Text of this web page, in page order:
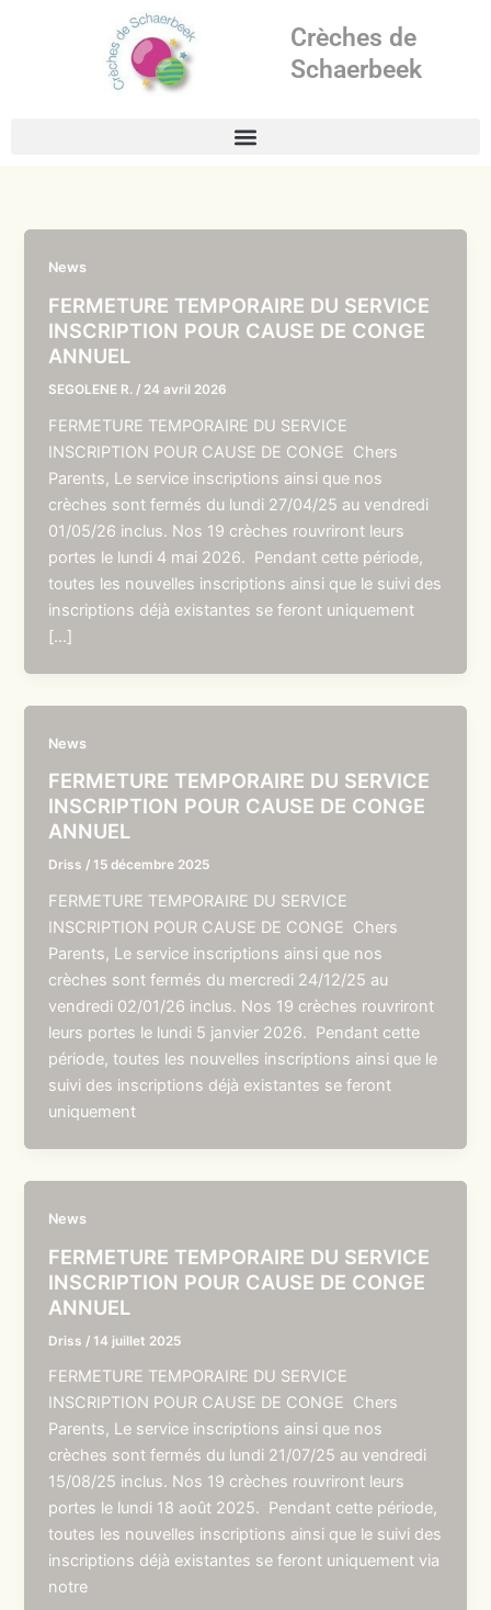
Crèches de
Schaerbeek
News
FERMETURE TEMPORAIRE DU SERVICE
INSCRIPTION POUR CAUSE DE CONGE
ANNUEL
SEGOLENE R. / 24 avril 2026
FERMETURE TEMPORAIRE DU SERVICE
INSCRIPTION POUR CAUSE DE CONGE Chers
Parents, Le service inscriptions ainsi que nos
crèches sont fermés du lundi 27/04/25 au vendredi
01/05/26 inclus. Nos 19 crèches rouvriront leurs
portes le lundi 4 mai 2026. Pendant cette période,
toutes les nouvelles inscriptions ainsi que le suivi des
inscriptions déjà existantes se feront uniquement
[…]
News
FERMETURE TEMPORAIRE DU SERVICE
INSCRIPTION POUR CAUSE DE CONGE
ANNUEL
Driss /15 décembre 2025
FERMETURE TEMPORAIRE DU SERVICE
INSCRIPTION POUR CAUSE DE CONGE Chers
Parents, Le service inscriptions ainsi que nos
crèches sont fermés du mercredi 24/12/25 au
vendredi 02/01/26 inclus. Nos 19 crèches rouvriront
leurs portes le lundi 5 janvier 2026. Pendant cette
période, toutes les nouvelles inscriptions ainsi que le
suivi des inscriptions déjà existantes se feront
uniquement
News
FERMETURE TEMPORAIRE DU SERVICE
INSCRIPTION POUR CAUSE DE CONGE
ANNUEL
Driss /14 juillet 2025
FERMETURE TEMPORAIRE DU SERVICE
INSCRIPTION POUR CAUSE DE CONGE Chers
Parents, Le service inscriptions ainsi que nos
crèches sont fermés du lundi 21/07/25 au vendredi
15/08/25 inclus. Nos 19 crèches rouvriront leurs
portes le lundi 18 août 2025. Pendant cette période,
toutes les nouvelles inscriptions ainsi que le suivi des
inscriptions déjà existantes se feront uniquement via
notre